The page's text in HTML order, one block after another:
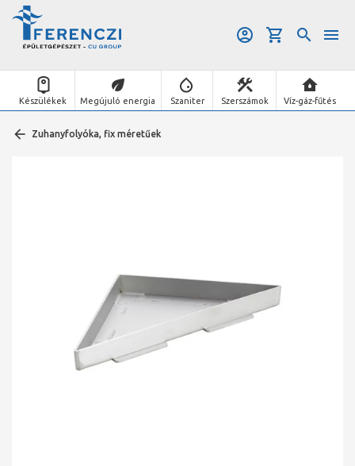
Készülékek Megújuló energia Szaniter Szerszámok Víz-gáz-fűtés
Zuhanyfolyóka, fix méretűek